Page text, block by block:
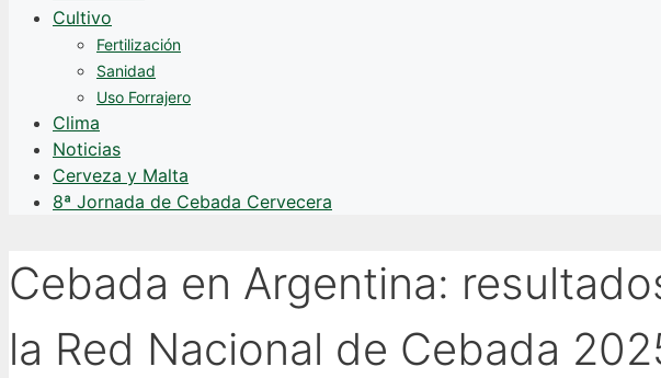
Cultivo
Fertilización
Sanidad
Uso Forrajero
Clima
Noticias
Cerveza y Malta
8ª Jornada de Cebada Cervecera
Cebada en Argentina:
la Red Nacional de Cebada